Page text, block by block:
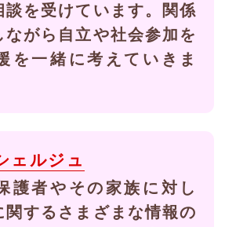
談を受けています。関係
ながら自立や社会参加を
を一緒に考えていきま
ェルジュ
護者やその家族に対し
関するさまざまな情報の